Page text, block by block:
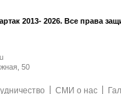
2013- 2026. Все права
50
СМИ о нас